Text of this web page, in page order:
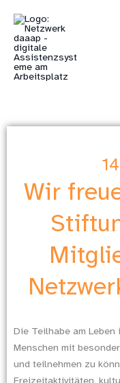
Inhalt
springen
Wir
Die Teilhabe am
Menschen mit
und teilnehmen zu
Freizeitaktivitäten,